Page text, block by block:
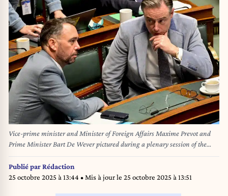
Vice-prime minister and Minister of Foreign Affairs Maxime Prevot and
Prime Minister Bart De Wever pictured during a plenary session of the
Chamber at the Federal Parliament in Brussels, Thursday 09 October
2025. BELGA PHOTO DIRK WAEM
Publié parRédaction
25 octobre 2025 à 13:44 • Mis à jour le 25 octobre 2025 à 13:51